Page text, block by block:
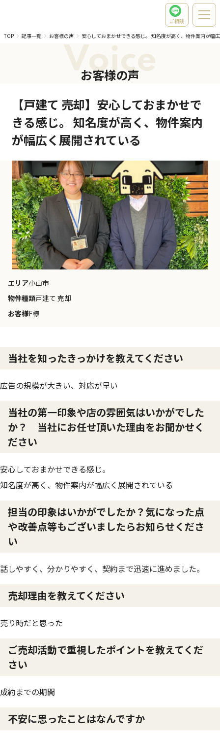
ご相談
TOP
記事一覧 お客様の声 安心しておまかせできる感じ。 知名度が高く、物件案内が幅
Voice
お客様の声
【戸建て 売却】安心しておまかせで
きる感じ。 知名度が高く、物件案内
が幅広く展開されている
エリア小山市
物件種類戸建て 売却
お客様F様
当社を知ったきっかけを教えてください
広告の規模が大きい、対応が早い
当社の第一印象や店の雰囲気はいかがでした
か？ 当社にお任せ頂いた理由をお聞かせく
ださい
安心しておまかせできる感じ。
知名度が高く、物件案内が幅広く展開されている
担当の印象はいかがでしたか？気になった点
や改善点等もございましたらお知らせくださ
い
話しやすく、分かりやすく、契約まで迅速に進めました。
売却理由を教えてください
売り時だと思った
ご売却活動で重視したポイントを教えてくだ
さい
成約までの期間
不安に思ったことはなんですか